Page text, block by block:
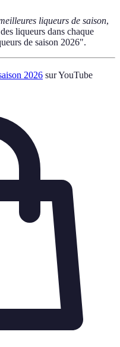
liqueurs de saison,
liqueurs dans chaque
de saison 2026".
2026 sur YouTube